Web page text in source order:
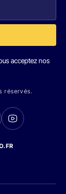
acceptez nos
réservés.